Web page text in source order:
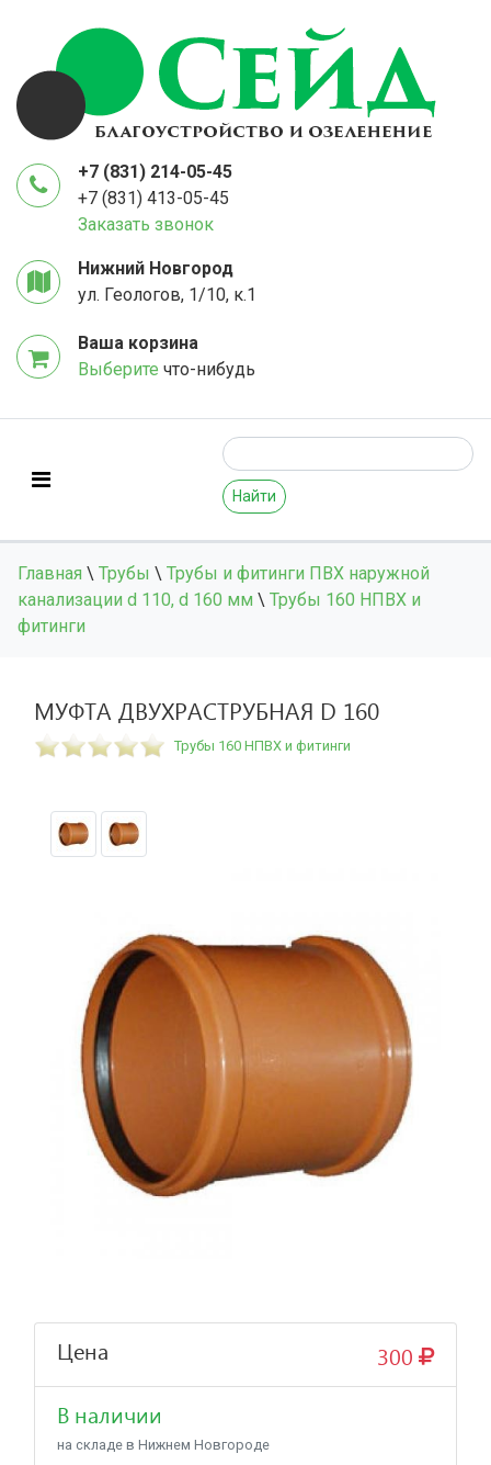
+7 (831) 214-05-45
+7 (831) 413-05-45
Заказать звонок
Нижний Новгород
ул. Геологов, 1/10, к.1
Ваша корзина
Выберите что-нибудь
Найти
Главная \ Трубы \ Трубы и фитинги ПВХ наружной
канализации d 110, d 160 мм \ Трубы 160 НПВХ и
фитинги
МУФТА ДВУХРАСТРУБНАЯ D 160
Трубы 160 НПВХ и фитинги
Цена
300
В наличии
на складе в Нижнем Новгороде